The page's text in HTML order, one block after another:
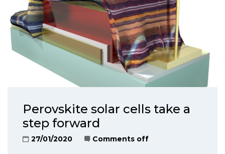
Perovskite solar cells take a
step forward
27/01/2020 Comments off